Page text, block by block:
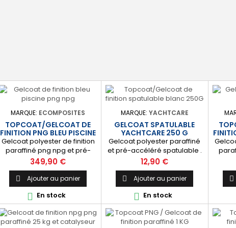
MARQUE: ECOMPOSITES
TOPCOAT/GELCOAT DE
FINITION PNG BLEU PISCINE
25 KG
Gelcoat polyester de finition
paraffiné png npg et pré-
accéléré pour la finition et
l'étanchéité des piscines et
bassins. [Finition] : Fournit une
couche extérieure lisse
brillante qualité immersion.
[Étanche] : Étanchéifie votre
stratification résine et fibre
de verre. Livré avec son
Prix
349,90 €
 Ajouter au panier
 En stock
MARQUE: YACHTCARE
GELCOAT SPATULABLE
YACHTCARE 250 G
Gelcoat polyester paraffiné
et pré-accéléré spatulable .
Ce produit est idéal pour
retoucher un éclat dans le
gelcoat. Coloris : Blanc
(Peut-être teinté avec une
pâte colorante). 🔝 [Finition
de qualité] Fournit une
couche extérieure lisse,
brillante et uniforme qui
Prix
12,90 €
 Ajouter au panier
 En stock
de
